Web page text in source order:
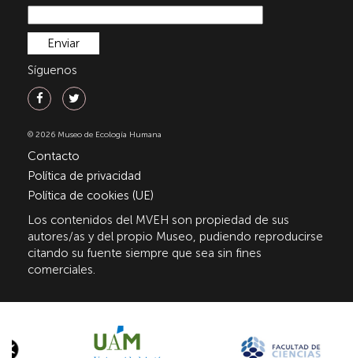
Síguenos
© 2026 Museo de Ecología Humana
Contacto
Política de privacidad
Política de cookies (UE)
Los contenidos del MVEH son propiedad de sus
autores/as y del propio Museo, pudiendo reproducirse
citando su fuente siempre que sea sin fines
comerciales.